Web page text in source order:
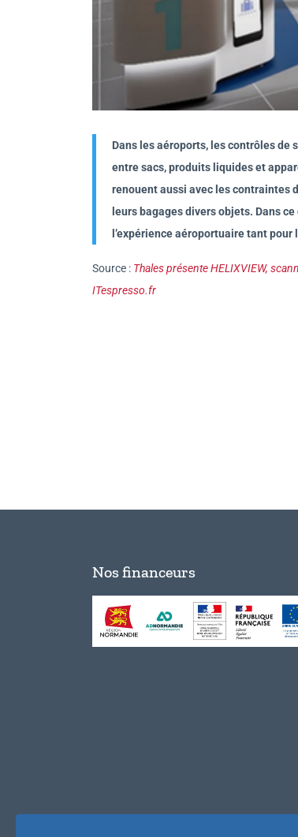
Dans les aéroports, les contrôles de
entre sacs, produits liquides et
renouent aussi avec les contraintes
leurs bagages divers objets. Dans
l’expérience aéroportuaire tant
Source : Thales présente HELIXVIEW,
ITespresso.fr
Nos financeurs